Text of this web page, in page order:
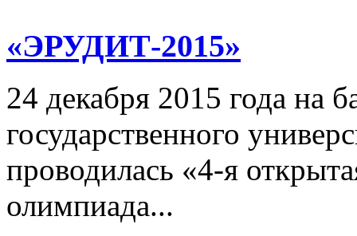
«ЭРУДИТ-2015»
24 декабря 2015 года на
государственного
проводилась «4-я
олимпиада...